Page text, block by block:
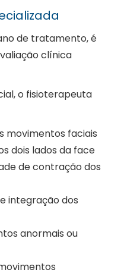
de tratamento, é
clínica
o fisioterapeuta
movimentos faciais
dois lados da face
de contração dos
integração dos
anormais ou